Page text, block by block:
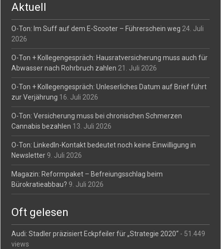
Aktuell
O-Ton: Im Suff auf dem E-Scooter – Führerschein weg 24. Juli
2026
O-Ton + Kollegengespräch: Hausratversicherung muss auch für
Abwasser nach Rohrbruch zahlen 21. Juli 2026
O-Ton + Kollegengespräch: Unleserliches Datum auf Brief führt
zur Verjährung 16. Juli 2026
O-Ton: Versicherung muss bei chronischen Schmerzen
Cannabis bezahlen 13. Juli 2026
O-Ton: LinkedIn-Kontakt bedeutet noch keine Einwilligung in
Newsletter 9. Juli 2026
Magazin: Reformpaket – Befreiungsschlag beim
Bürokratieabbau? 9. Juli 2026
Oft gelesen
Audi: Stadler präzisiert Eckpfeiler für „Strategie 2020“ - 51.449
views